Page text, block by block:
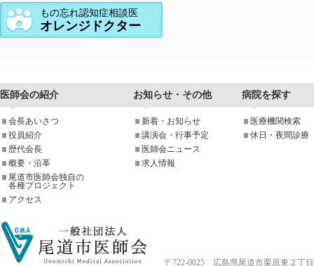
もの忘れ認知症相談医
オレンジドクター
医師会の紹介 お知らせ・その他 病院を探す
会長あいさつ
役員紹介
歴代会長
概要・沿革
尾道市医師会独自の
各種プロジェクト
アクセス
新着・お知らせ
講演会・行事予定
医師会ニュース
求人情報
医療機関検索
休日・夜間診療
〒722-0025 広島県尾道市栗原東２丁